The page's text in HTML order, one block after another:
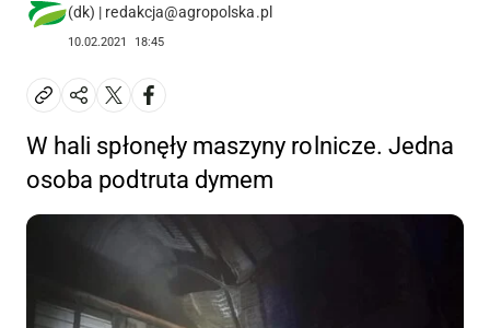
(dk) | redakcja@agropolska.pl
10.02.2021 18:45
W hali spłonęły maszyny rolnicze. Jedna
osoba podtruta dymem